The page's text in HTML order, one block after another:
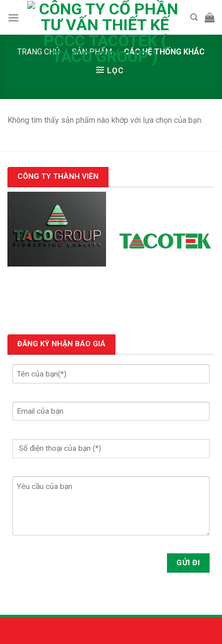
TRANG CHỦ / SẢN PHẨM / CÁC HỆ THỐNG KHÁC
LỌC
Không tìm thấy sản phẩm nào khớp với lựa chọn của bạn.
CÔNG TY THÀNH VIÊN
ĐĂNG KÝ NHẬN BÁO GIÁ